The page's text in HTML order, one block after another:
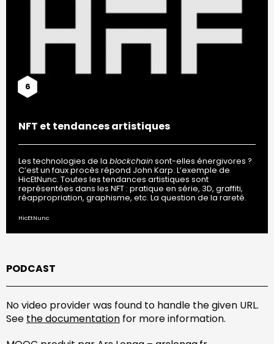
6
NFT et tendances artistiques
Les technologies de la blockchainsont-elles énergivores ?
C’est un faux procès répond John Karp. L’exemple de
HicEtNunc. Toutes les tendances artistiques sont
représentées dans les NFT : pratique en série, 3D, graffiti,
réappropriation, graphisme, etc. La question de la rareté.
HicEtNunc
PODCAST
No video provider was found to handle the given URL.
See the documentation for more information.